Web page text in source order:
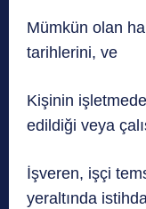
Mümkün olan
tarihlerini, ve
Kişinin
edildiği veya
İşveren, işçi
yeraltında